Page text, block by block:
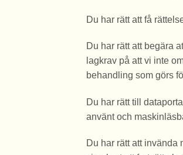
Du har rätt att få
Du har rätt att begära
lagkrav på att vi inte
behandling som görs
Du har rätt till
använt och
Du har rätt att